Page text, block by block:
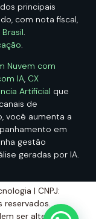
dos principais
com nota fiscal,
Nuvem com
IA, CX
Artificial que
de
você aumenta a
em
gestão
geradas por IA.
| CNPJ:
reservados.
ser alterados